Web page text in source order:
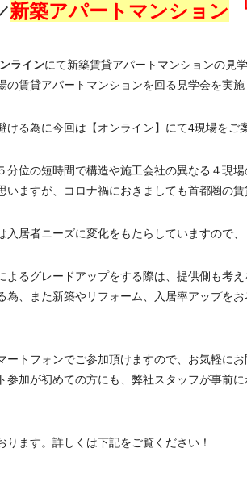
新築アパートマンション
ラインにて新築賃貸アパートマンションの見
の賃貸アパートマンションを回る見学会を実施
ける為に今回は【オンライン】にて4現場をご
分位の短時間で構造や施工会社の異なる４現場
いますが、コロナ禍におきましても首都圏の賃
入居者ニーズに変化をもたらしていますので、
よるグレードアップをする際は、提供側も考え
為、また新築やリフォーム、入居率アップを
ートフォンでご参加頂けますので、お気軽にお
参加が初めての方にも、弊社スタッフが事前
ります。詳しくは下記をご覧ください！